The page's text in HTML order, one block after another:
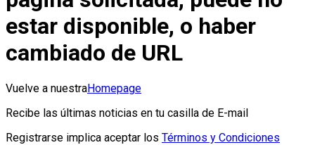
estar disponible, o haber
cambiado de URL
Vuelve a nuestraHomepage
Recibe las últimas noticias en tu casilla de E-mail
Registrarse implica aceptar los Términos y Condiciones